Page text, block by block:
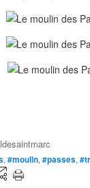
, #moulin, #passes,